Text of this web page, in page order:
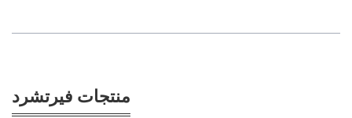
منتجات فيرتشرد